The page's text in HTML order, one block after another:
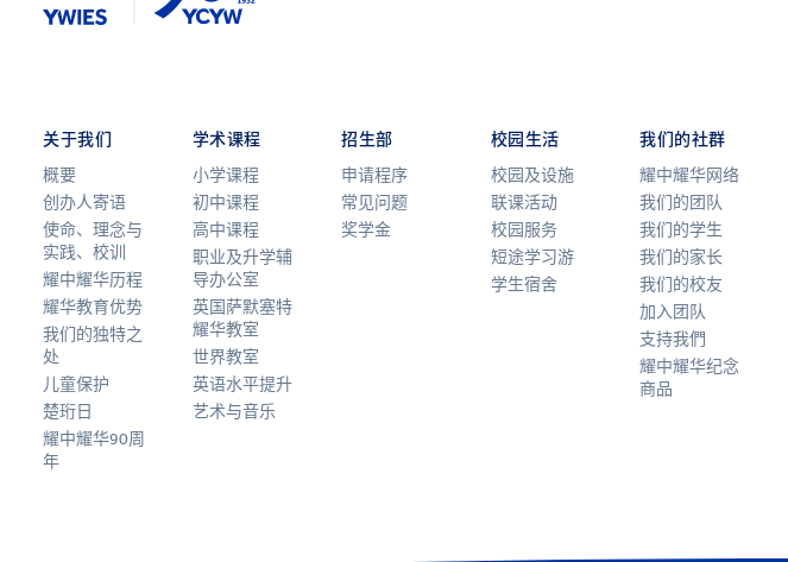
关于我们
概要
创办人寄语
使命、理念与
实践、校训
耀中耀华历程
耀华教育优势
我们的独特之
处
儿童保护
楚珩日
耀中耀华90周
年
学术课程
小学课程
初中课程
高中课程
职业及升学辅
导办公室
英国萨默塞特
耀华教室
世界教室
英语水平提升
艺术与音乐
招生部
申请程序
常见问题
奖学金
校园生活
校园及设施
联课活动
校园服务
短途学习游
学生宿舍
我们的社群
耀中耀华网络
我们的团队
我们的学生
我们的家长
我们的校友
加入团队
支持我們
耀中耀华纪念
商品